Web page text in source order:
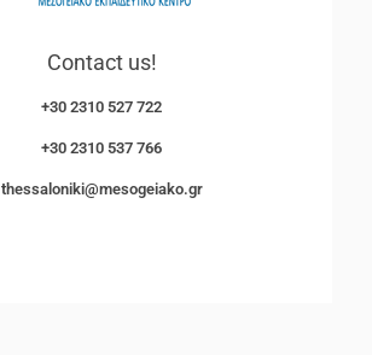
Contact us!
+30 2310 527 722
+30 2310 537 766
thessaloniki@mesogeiako.gr